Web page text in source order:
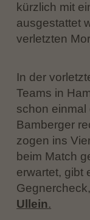
kürzlich mit
ausgestattet
verletzten
In der
Teams in
schon einmal
Bamberger
zogen ins
beim Match
erwartet, gibt
Ullein.